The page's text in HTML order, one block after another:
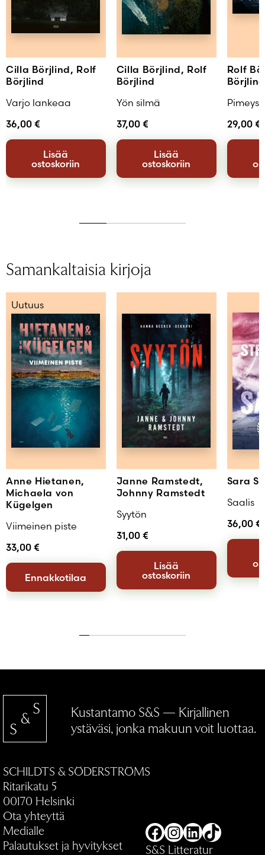
Cilla Börjlind, Rolf
Börjlind
Varjo lankeaa
36,00 €
Lisää
ostoskoriin
Cilla Börjlind, Rolf
Börjlind
Yön silmä
37,00 €
Lisää
ostoskoriin
Rolf
Börjlind
Pimeys
29,00 €
Samankaltaisia kirjoja
Uutuus
Anne Hietanen,
Michaela von
Kügelgen
Viimeinen piste
33,00 €
Ennakkotilaa
Janne Ramstedt,
Johnny Ramstedt
Syytön
31,00 €
Lisää
ostoskoriin
Sara
Saalis
36,00 €
Kustantamo S&S — Kirjallinen
ystäväsi, jonka makuun voit luottaa.
SCHILDTS & SÖDERSTRÖMS
Ritarikatu 5
00170 Helsinki
Ota yhteyttä
Medialle
Palautukset ja hyvitykset
Facebook
Instagram
LinkedIn
TikTok
S&S Litteratur